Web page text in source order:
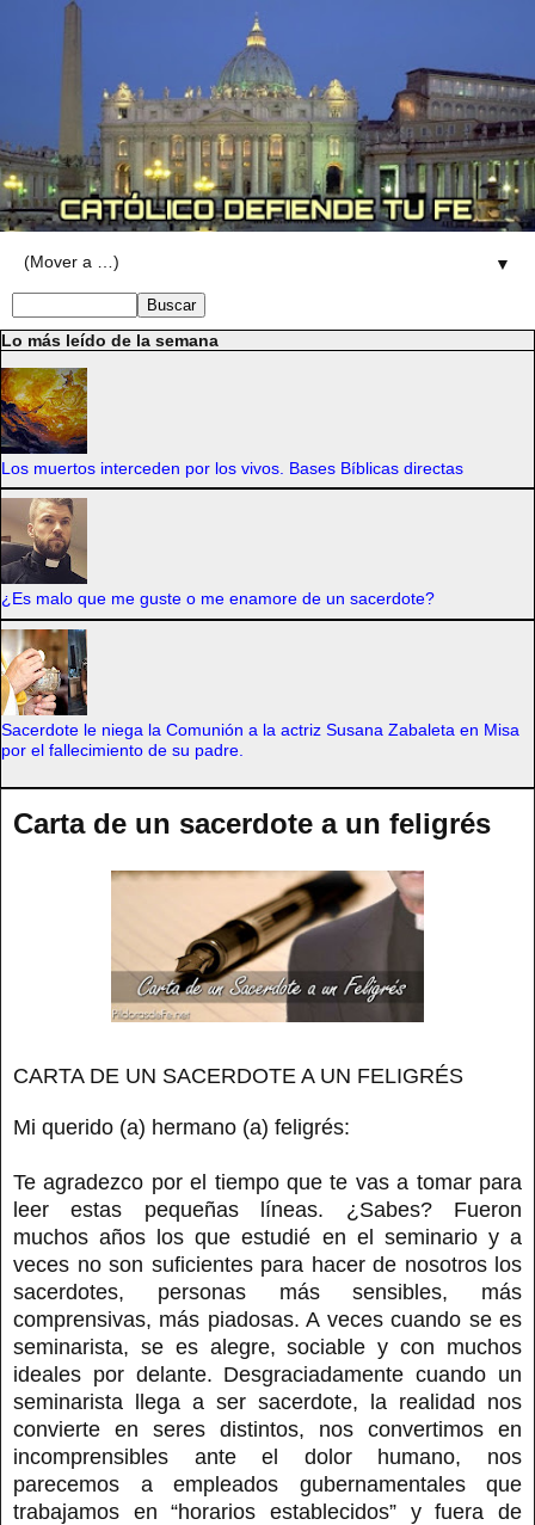
▼
Lo más leído de la semana
Los muertos interceden por los vivos. Bases Bíblicas directas
¿Es malo que me guste o me enamore de un sacerdote?
Sacerdote le niega la Comunión a la actriz Susana Zabaleta en Misa
por el fallecimiento de su padre.
Carta de un sacerdote a un feligrés
CARTA DE UN SACERDOTE A UN FELIGRÉS
Mi querido (a) hermano (a) feligrés:
Te agradezco por el tiempo que te vas a tomar para
leer estas pequeñas líneas. ¿Sabes? Fueron
muchos años los que estudié en el seminario y a
veces no son suficientes para hacer de nosotros los
sacerdotes, personas más sensibles, más
comprensivas, más piadosas. A veces cuando se es
seminarista, se es alegre, sociable y con muchos
ideales por delante. Desgraciadamente cuando un
seminarista llega a ser sacerdote, la realidad nos
convierte en seres distintos, nos convertimos en
incomprensibles ante el dolor humano, nos
parecemos a empleados gubernamentales que
trabajamos en “horarios establecidos” y fuera de